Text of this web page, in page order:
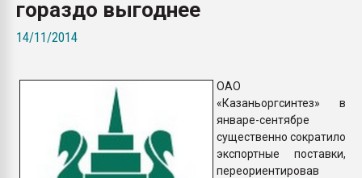
гораздо выгоднее
14/11/2014
ОАО
«Казаньоргсинтез» в
январе-сентябре
существенно сократило
экспортные поставки,
переориентировав